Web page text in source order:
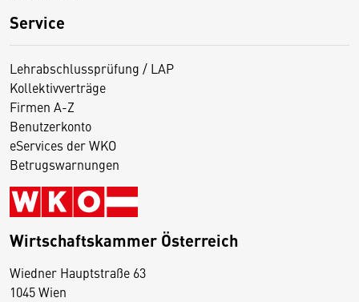
Service
Lehrabschlussprüfung / LAP
Kollektivverträge
Firmen A-Z
Benutzerkonto
eServices der WKO
Betrugswarnungen
Wirtschaftskammer Österreich
Wiedner Hauptstraße 63
1045 Wien
D